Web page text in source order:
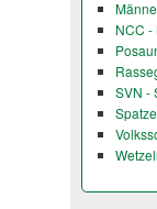
NCC
SVN -